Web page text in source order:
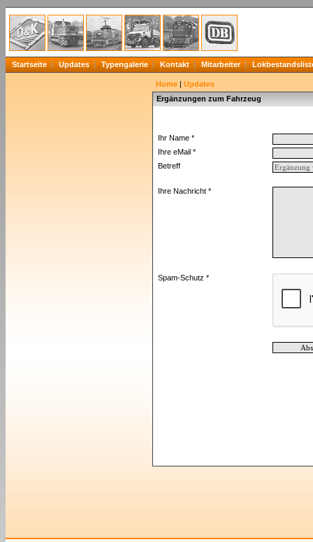
Startseite Updates Typengalerie Kontakt Mitarbeiter
Home | Updates
Ergänzungen zum Fahrzeug
Ihr Name *
Ihre eMail *
Betreff
Ihre Nachricht *
Spam-Schutz *